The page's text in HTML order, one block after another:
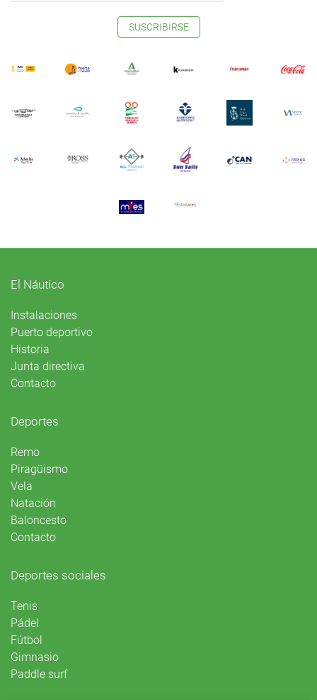
SUSCRIBIRSE
El Náutico
Instalaciones
Puerto deportivo
Historia
Junta directiva
Contacto
Deportes
Remo
Piragüismo
Vela
Natación
Baloncesto
Contacto
Deportes sociales
Tenis
Pádel
Fútbol
Gimnasio
Paddle surf